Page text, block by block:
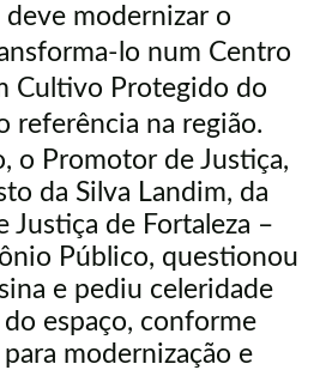
deve modernizar o
lo num Centro
Cultivo Protegido do
referência na região.
o Promotor de Justiça,
da Silva Landim, da
Justiça de Fortaleza –
Público, questionou
e pediu celeridade
espaço, conforme
modernização e